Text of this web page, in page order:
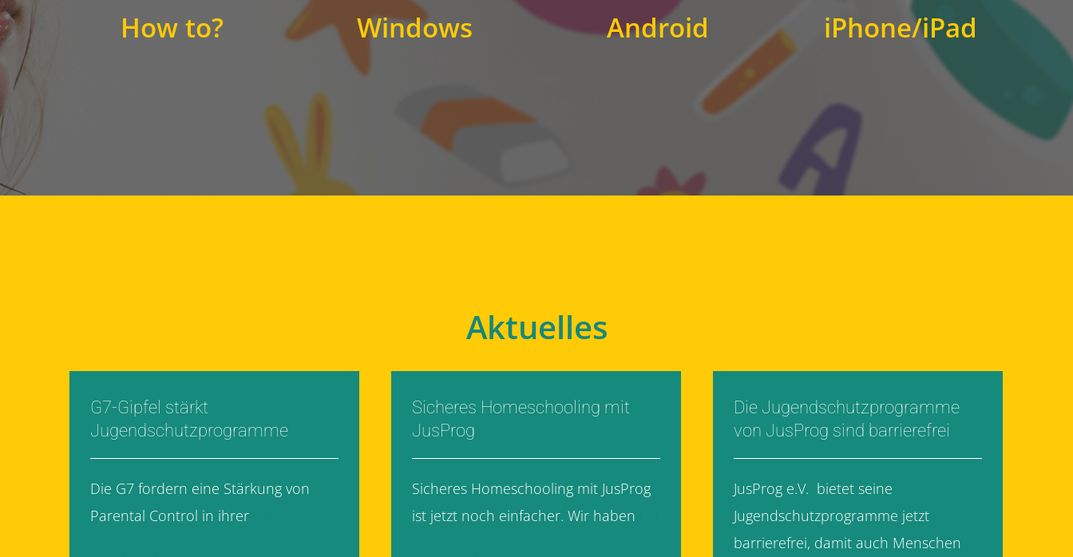
How to? Windows
für Windows
Android
für Android
iPhone/iPad
für iPhone und iPad
Aktuelles
G7-Gipfel stärkt
Jugendschutzprogramme
Die G7 fordern eine Stärkung von
Parental Control in ihrer
Sicheres Homeschooling mit
JusProg
Sicheres Homeschooling mit JusProg
ist jetzt noch einfacher. Wir haben
Die Jugendschutzprogramme
von JusProg sind barrierefrei
JusProg e.V. bietet seine
Jugendschutzprogramme jetzt
barrierefrei, damit auch Menschen